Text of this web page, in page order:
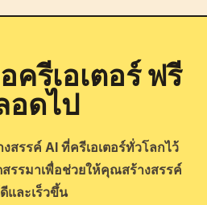
ครีเอเตอร์ ฟรี
อดไป
สรรค์ AI ที่ครีเอเตอร์ทั่วโลกไว้
รรมาเพื่อช่วยให้คุณสร้างสรรค์
และเร็วขึ้น